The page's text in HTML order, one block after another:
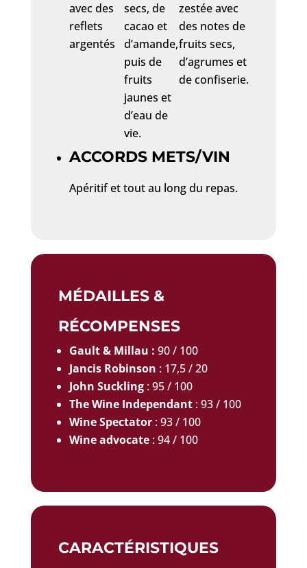
avec des
reflets
argentés
secs, de
cacao et
d’amande,
puis de
fruits
jaunes et
d’eau de
vie.
zestée avec
des notes de
fruits secs,
d’agrumes et
de confiserie.
ACCORDS METS/VIN
Apéritif et tout au long du repas.
MÉDAILLES &
RÉCOMPENSES
Gault & Millau : 90 / 100
Jancis Robinson : 17,5 / 20
John Suckling: 95 / 100
The Wine Independant: 93 / 100
Wine Spectator: 93 / 100
Wine advocate: 94 / 100
CARACTÉRISTIQUES